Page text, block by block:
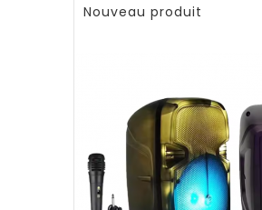
Nouveau produit